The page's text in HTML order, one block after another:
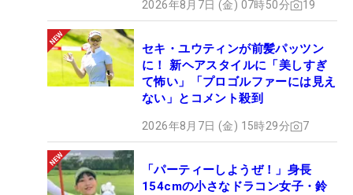
2026年8月7日 (金) 07時50分 19
セキ・ユウティンが前髪パッツン
に！ 新ヘアスタイルに「美しすぎ
て怖い」「プロゴルファーには見え
ない」とコメント殺到
2026年8月7日 (金) 15時29分 7
「パーティーしようぜ！」身長
154cmの小さなドラコン女子・鈴